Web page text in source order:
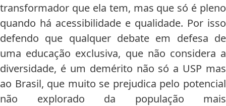
transformador que ela tem, mas que só é pleno
quando há acessibilidade e qualidade. Por isso
defendo que qualquer debate em defesa de
uma educação exclusiva, que não considera a
diversidade, é um demérito não só a USP mas
ao Brasil, que muito se prejudica pelo potencial
não explorado da população mais